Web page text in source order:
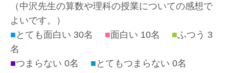
（中沢先生の算数や理科の授業についての感想で
よいです。）
■ とても面白い 30名 ■面白い 10名 ■ふつう 3
名
■つまらない 0名 ■ とてもつまらない 0名